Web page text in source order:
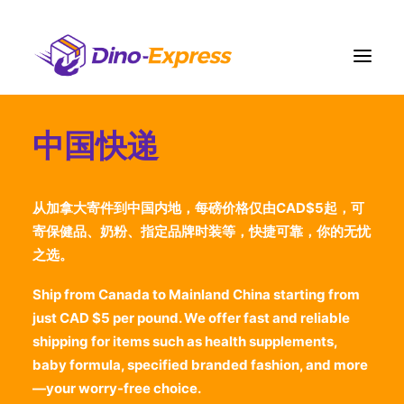
快递
订单履约
运费
联络我们
更多
注册
登入
中国快递
从加拿大寄件到中国内地，每磅价格仅由CAD$5起，可
寄保健品、奶粉、指定品牌时装等，快捷可靠，你的无忧
之选。
Ship from Canada to Mainland China starting from
just CAD $5 per pound. We offer fast and reliable
shipping for items such as health supplements,
baby formula, specified branded fashion, and more
—your worry-free choice.